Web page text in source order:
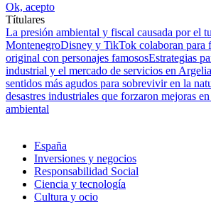
Ok, acepto
Títulares
La presión ambiental y fiscal causada por el
MontenegroDisney y TikTok colaboran para
original con personajes famososEstrategias
industrial y el mercado de servicios en Argelia
sentidos más agudos para sobrevivir en la
desastres industriales que forzaron mejoras
ambiental
España
Inversiones y negocios
Responsabilidad Social
Ciencia y tecnología
Cultura y ocio